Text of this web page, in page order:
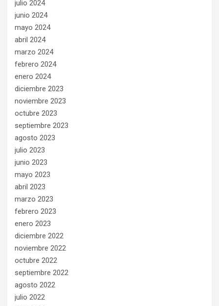
julio 2024
junio 2024
mayo 2024
abril 2024
marzo 2024
febrero 2024
enero 2024
diciembre 2023
noviembre 2023
octubre 2023
septiembre 2023
agosto 2023
julio 2023
junio 2023
mayo 2023
abril 2023
marzo 2023
febrero 2023
enero 2023
diciembre 2022
noviembre 2022
octubre 2022
septiembre 2022
agosto 2022
julio 2022